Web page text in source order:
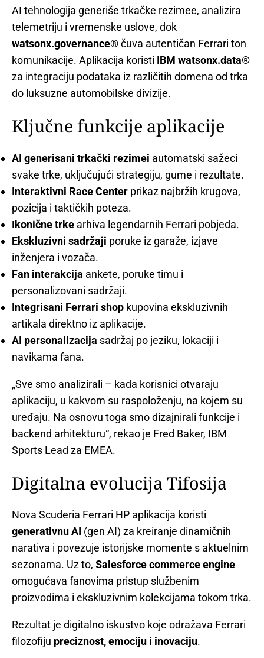
AI tehnologija generiše trkačke rezimee, analizira
telemetriju i vremenske uslove, dok
watsonx.governance®čuva autentičan Ferrari ton
komunikacije. Aplikacija koristi IBM watsonx.data®
za integraciju podataka iz različitih domena od trka
do luksuzne automobilske divizije.
Ključne funkcije aplikacije
AI generisani trkački rezimei automatski sažeci
svake trke, uključujući strategiju, gume i rezultate.
Interaktivni Race Center prikaz najbržih krugova,
pozicija i taktičkih poteza.
Ikonične trke arhiva legendarnih Ferrari pobjeda.
Ekskluzivni sadržaji poruke iz garaže, izjave
inženjera i vozača.
Fan interakcija ankete, poruke timu i
personalizovani sadržaji.
Integrisani Ferrari shop kupovina ekskluzivnih
artikala direktno iz aplikacije.
AI personalizacija sadržaj po jeziku, lokaciji i
navikama fana.
„Sve smo analizirali – kada korisnici otvaraju
aplikaciju, u kakvom su raspoloženju, na kojem su
uređaju. Na osnovu toga smo dizajnirali funkcije i
backend arhitekturu“, rekao je Fred Baker, IBM
Sports Lead za EMEA.
Digitalna evolucija Tifosija
Nova Scuderia Ferrari HP aplikacija koristi
generativnu AI (gen AI) za kreiranje dinamičnih
narativa i povezuje istorijske momente s aktuelnim
sezonama. Uz to, Salesforce commerce engine
omogućava fanovima pristup službenim
proizvodima i ekskluzivnim kolekcijama tokom trka.
Rezultat je digitalno iskustvo koje odražava Ferrari
filozofiju preciznost, emociju i inovaciju.